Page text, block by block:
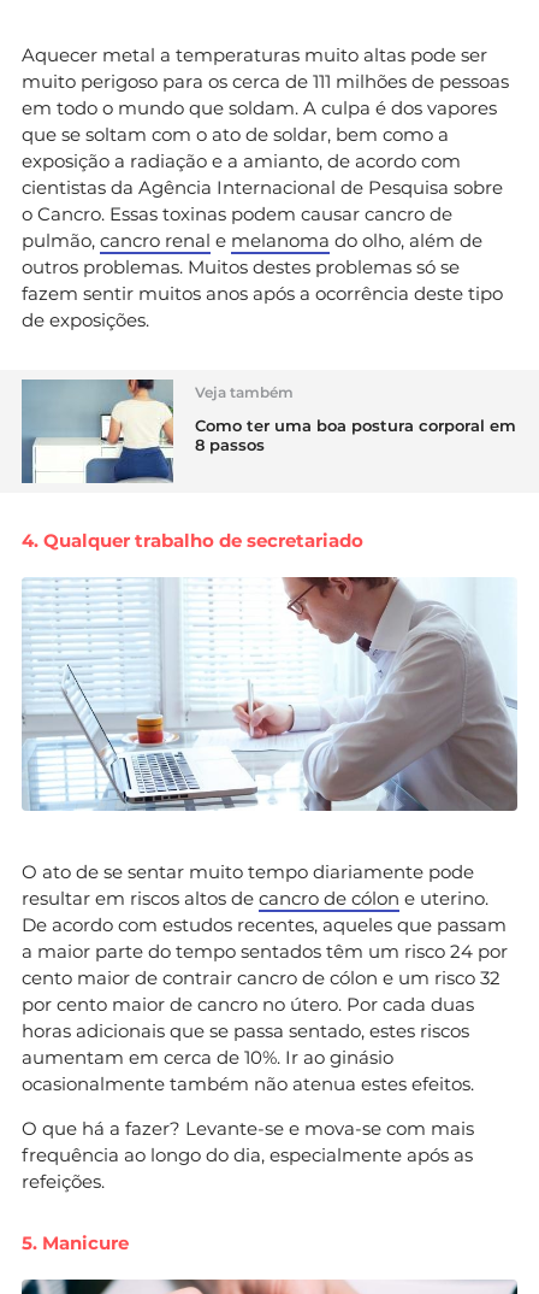
Aquecer metal a temperaturas muito altas pode ser
muito perigoso para os cerca de 111 milhões de pessoas
em todo o mundo que soldam. A culpa é dos vapores
que se soltam com o ato de soldar, bem como a
exposição a radiação e a amianto, de acordo com
cientistas da Agência Internacional de Pesquisa sobre
o Cancro. Essas toxinas podem causar cancro de
pulmão, cancro renal e melanoma do olho, além de
outros problemas. Muitos destes problemas só se
fazem sentir muitos anos após a ocorrência deste tipo
de exposições.
Veja também
Como ter uma boa postura corporal em
8 passos
4. Qualquer trabalho de secretariado
O ato de se sentar muito tempo diariamente pode
resultar em riscos altos de cancro de cólon e uterino.
De acordo com estudos recentes, aqueles que passam
a maior parte do tempo sentados têm um risco 24 por
cento maior de contrair cancro de cólon e um risco 32
por cento maior de cancro no útero. Por cada duas
horas adicionais que se passa sentado, estes riscos
aumentam em cerca de 10%. Ir ao ginásio
ocasionalmente também não atenua estes efeitos.
O que há a fazer? Levante-se e mova-se com mais
frequência ao longo do dia, especialmente após as
refeições.
5. Manicure